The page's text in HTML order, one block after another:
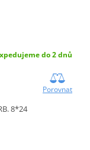
do 2 dnů
Porovnat
8*24